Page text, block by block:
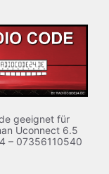
geeignet für
Uconnect 6.5
– 07356110540